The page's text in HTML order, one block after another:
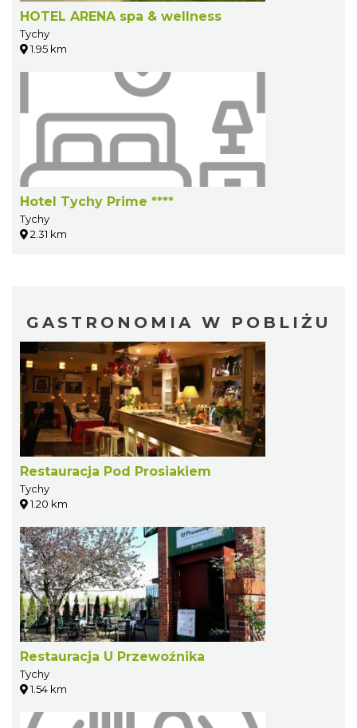
HOTEL ARENA spa & wellness
Tychy
1.95 km
Hotel Tychy Prime ****
Tychy
2.31 km
GASTRONOMIA W POBLIŻU
Restauracja Pod Prosiakiem
Tychy
1.20 km
Restauracja U Przewoźnika
Tychy
1.54 km